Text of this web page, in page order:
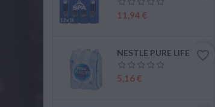
Prix
11,94 €
NESTLE PURE LIFE (6 X 1,5L PET)
Prix
5,16 €
favorite_border